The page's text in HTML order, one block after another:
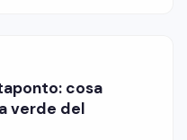
cosa
verde del